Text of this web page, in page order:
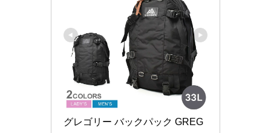
グレゴリー バックパック GREG